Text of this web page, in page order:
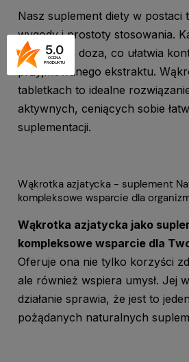
Nasz suplement diety w postaci
wygody i prostoty stosowania.
precyzyjna doza, co ułatwia
przyjmowanego ekstraktu.
tabletkach to idealne
aktywnych, ceniących sobie
suplementacji.
Wąkrotka azjatycka - suplement
kompleksowe wsparcie dla
Wąkrotka azjatycka jako
kompleksowe wsparcie dla
Oferuje ona nie tylko korzyści
ale również wspiera umysł. Jej
działanie sprawia, że jest to
pożądanych naturalnych
5.0
OCENA
PRODUKTU